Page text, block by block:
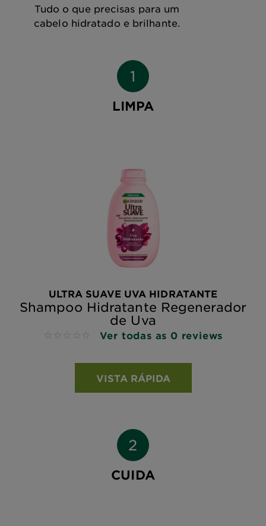
Tudo o que precisas para um
cabelo hidratado e brilhante.
LIMPA
ULTRA SUAVE UVA HIDRATANTE
Shampoo Hidratante Regenerador
de Uva
No reviews Ver todas as 0 reviews
VISTA RÁPIDA
CUIDA